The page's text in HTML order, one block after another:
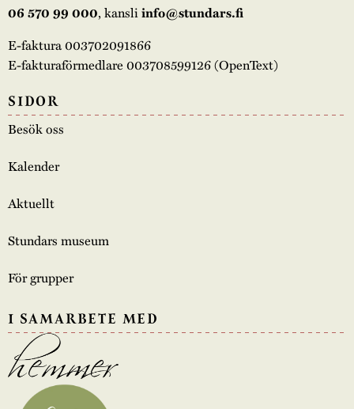
06 570 99 000, kansliinfo@stundars.fi
E-faktura 003702091866
E-fakturaförmedlare 003708599126 (OpenText)
SIDOR
Besök oss
Kalender
Aktuellt
Stundars museum
För grupper
I SAMARBETE MED